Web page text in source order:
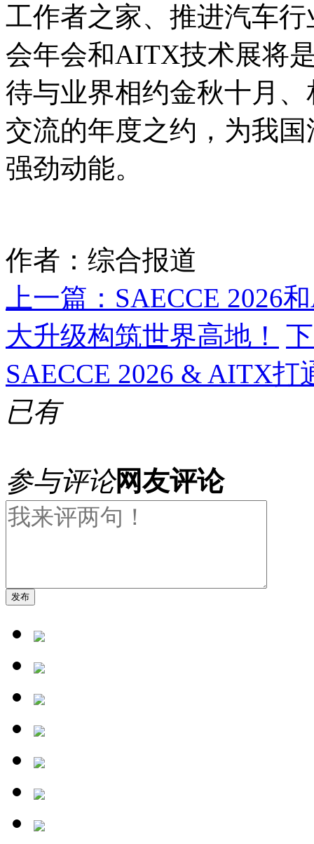
工作者之家、推进汽车
会年会和AITX技术展将
待与业界相约金秋十月
交流的年度之约，为我
强劲动能。
作者：综合报道
上一篇： SAECCE 2026
大升级构筑世界高地！
SAECCE 2026 & AITX
已有
参与评论网友评论